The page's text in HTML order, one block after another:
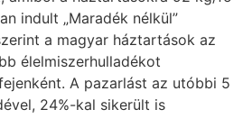
indult „Maradék nélkül”
a magyar háztartások az
élelmiszerhulladékot
A pazarlást az utóbbi 5
24%-kal sikerült is